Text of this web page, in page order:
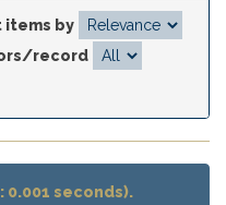
items by
record
0.001 seconds).